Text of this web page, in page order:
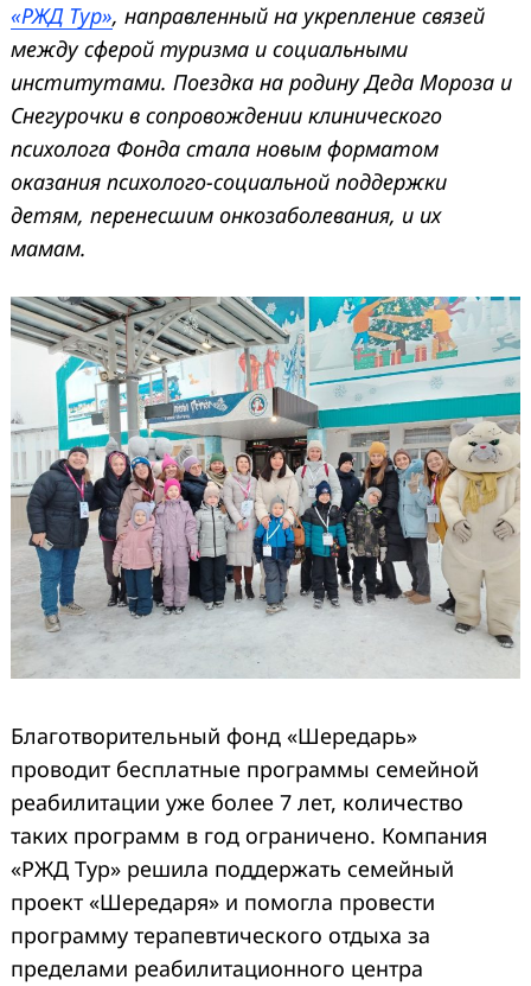
«РЖД Тур», направленный на укрепление связей
между сферой туризма и социальными
институтами. Поездка на родину Деда Мороза и
Снегурочки в сопровождении клинического
психолога Фонда стала новым форматом
оказания психолого-социальной поддержки
детям, перенесшим онкозаболевания, и их
мамам.
Благотворительный фонд «Шередарь»
проводит бесплатные программы семейной
реабилитации уже более 7 лет, количество
таких программ в год ограничено. Компания
«РЖД Тур» решила поддержать семейный
проект «Шередаря» и помогла провести
программу терапевтического отдыха за
пределами реабилитационного центра
Search
for: